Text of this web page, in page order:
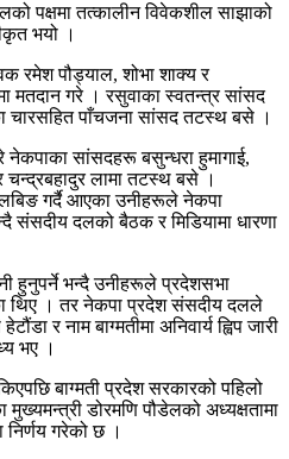
पक्षमा तत्कालीन विवेकशील साझाको
भयो ।
रमेश पौड्याल, शोभा शाक्य र
मतदान गरे । रसुवाका स्वतन्त्र सांसद
चारसहित पाँचजना सांसद तटस्थ बसे ।
सांसदहरू बसुन्धरा हुमागाई,
लामा तटस्थ बसे ।
लबिङ गर्दै आएका उनीहरूले नेकपा
संसदीय दलको बैठक र मिडियामा धारणा
हुनुपर्ने भन्दै उनीहरूले प्रदेशसभा
थिए । तर नेकपा प्रदेश संसदीय दलले
र नाम बाग्मतीमा अनिवार्य ह्विप जारी
भए ।
बाग्मती प्रदेश सरकारको पहिलो
डोरमणि पौडेलको अध्यक्षतामा
गरेको छ ।